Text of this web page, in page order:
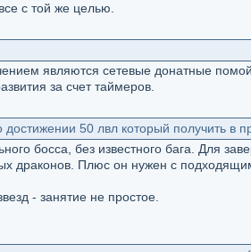
с той же целью.
являются сетевые донатные
за счет таймеров.
50 лвл который получить в
босса, без известного бага. Для
драконов. Плюс он нужен с
- занятие не простое.